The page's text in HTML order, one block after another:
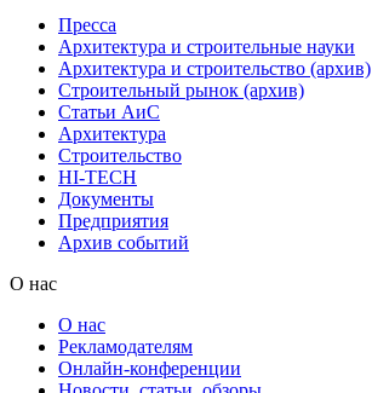
Пресса
Архитектура и строительные науки
Архитектура и строительство (архив)
Строительный рынок (архив)
Статьи АиС
Архитектура
Строительство
HI-TECH
Документы
Предприятия
Архив событий
О нас
О нас
Рекламодателям
Онлайн-конференции